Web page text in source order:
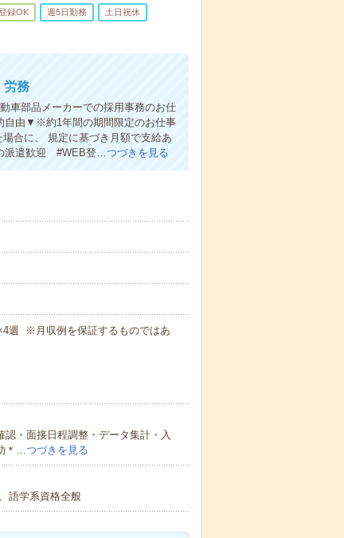
録OK 週5日勤務 土日祝休
労務
車部品メーカーでの採用事務のお仕
自由▼※約1年間の期間限定のお仕事
合に、 規定に基づき月額で支給あ
派遣歓迎 #WEB登…つづきを見る
週 ※月収例を保証するものではあ
認・面接日程調整・データ集計・入
＊…つづきを見る
語学系資格全般